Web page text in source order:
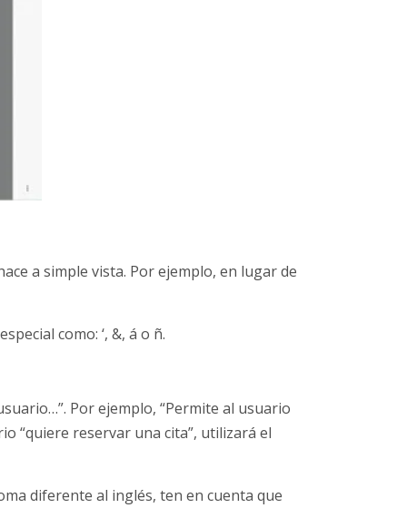
a simple vista. Por ejemplo, en lugar de
como: ‘, &, á o ñ.
Por ejemplo, “Permite al usuario
“quiere reservar una cita”, utilizará el
diferente al inglés, ten en cuenta que